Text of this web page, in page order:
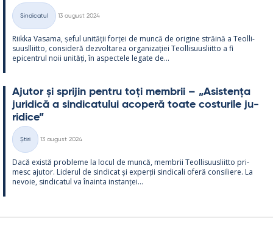
Categorii
Sindicatul
13 august 2024
Riikka Va­sama, șe­ful unității forței de muncă de ori­gine străină a Teol­li­
suusl­liitto, con­si­deră dez­vol­ta­rea or­ga­nizației Teol­li­suus­liitto a fi
epicent­rul noii unități, în as­pec­tele le­gate de...
Aju­tor și spri­jin pentru toți mem­brii – „Asis­tența
ju­ri­dică a sin­dica­tu­lui aco­peră toate cos­tu­rile ju­
ri­dice”
Categorii
Știri
13 august 2024
Dacă există probleme la locul de muncă, mem­brii Teol­li­suus­liitto pri­
mesc aju­tor. Li­de­rul de sin­dicat și ex­perții sin­dicali oferă con­si­liere. La
ne­voie, sin­dica­tul va înainta ins­tanței...